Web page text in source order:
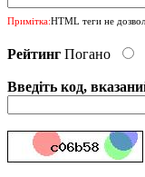
Примітка:HTML теги не
Рейтинг Погано
Введіть код,